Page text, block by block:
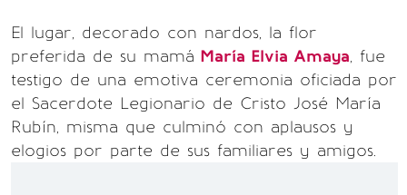
El lugar, decorado con nardos, la flor
preferida de su mamá María Elvia Amaya, fue
testigo de una emotiva ceremonia oficiada por
el Sacerdote Legionario de Cristo José María
Rubín, misma que culminó con aplausos y
elogios por parte de sus familiares y amigos.